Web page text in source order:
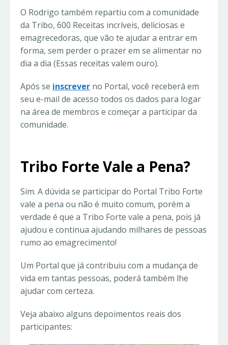
O Rodrigo também repartiu com a comunidade
da Tribo, 600 Receitas incríveis, deliciosas e
emagrecedoras, que vão te ajudar a entrar em
forma, sem perder o prazer em se alimentar no
dia a dia (Essas receitas valem ouro).
Após se inscrever no Portal, você receberá em
seu e-mail de acesso todos os dados para logar
na área de membros e começar a participar da
comunidade.
Tribo Forte Vale a Pena?
Sim. A dúvida se participar do Portal Tribo Forte
vale a pena ou não é muito comum, porém a
verdade é que a Tribo Forte vale a pena, pois já
ajudou e continua ajudando milhares de pessoas
rumo ao emagrecimento!
Um Portal que já contribuiu com a mudança de
vida em tantas pessoas, poderá também lhe
ajudar com certeza.
Veja abaixo alguns depoimentos reais dos
participantes: